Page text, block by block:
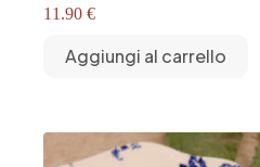
11.90 €
Aggiungi al carrello